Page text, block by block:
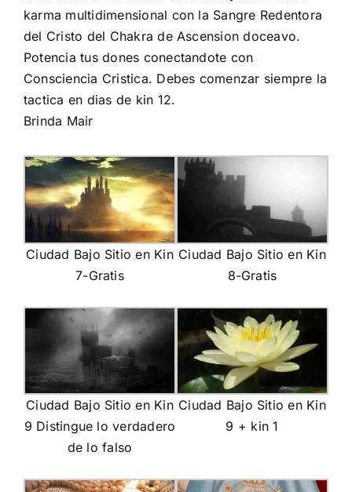
karma multidimensional con la Sangre Redentora
del Cristo del Chakra de Ascension doceavo.
Potencia tus dones conectandote con
Consciencia Cristica. Debes comenzar siempre la
tactica en dias de kin 12.
Brinda Mair
Ciudad Bajo Sitio en Kin
7-Gratis
Ciudad Bajo Sitio en Kin
8-Gratis
Ciudad Bajo Sitio en Kin
9 Distingue lo verdadero
de lo falso
Ciudad Bajo Sitio en Kin
9 + kin 1